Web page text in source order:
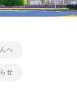
へ
せ